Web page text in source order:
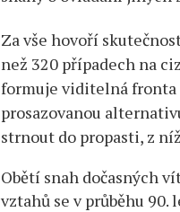
Za vše hovoří
než 320 případech na
formuje viditelná fronta
prosazovanou
strnout do propasti, z
Obětí snah dočasných
vztahů se v průběhu